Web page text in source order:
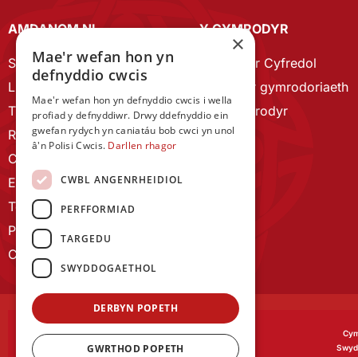
AMDANOM NI
Strategaeth 2023-28
Llywodraethu
Tîm Staff
RYGC Hafan
Canllawiau brandio
Ein Hanes
Telerau ac Amodau
Polisi Preifatrwydd
Cysylltu â ni
Y CYMRODYR
Cymrodyr Cyfredol
Esbonio’r gymrodoriaeth
Cyn Gymrodyr
×
Mae'r wefan hon yn
defnyddio cwcis
Mae'r wefan hon yn defnyddio cwcis i wella
profiad y defnyddiwr. Drwy ddefnyddio ein
gwefan rydych yn caniatáu bob cwci yn unol
â'n Polisi Cwcis. Darllen rhagor
CWBL ANGENRHEIDIOL
PERFFORMIAD
TARGEDU
SWYDDOGAETHOL
DERBYN POPETH
GWRTHOD POPETH